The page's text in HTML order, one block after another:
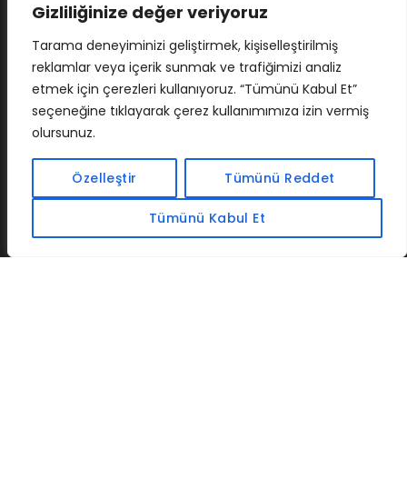
Gizliliğinize değer veriyoruz
Tarama deneyiminizi geliştirmek, kişiselleştirilmiş
reklamlar veya içerik sunmak ve trafiğimizi analiz
etmek için çerezleri kullanıyoruz. “Tümünü Kabul Et”
seçeneğine tıklayarak çerez kullanımımıza izin vermiş
olursunuz.
Özelleştir Tümünü Reddet
Tümünü Kabul Et
İLETIŞIM BAF CADSOFTUSA MAXIMUMPCGUIDES